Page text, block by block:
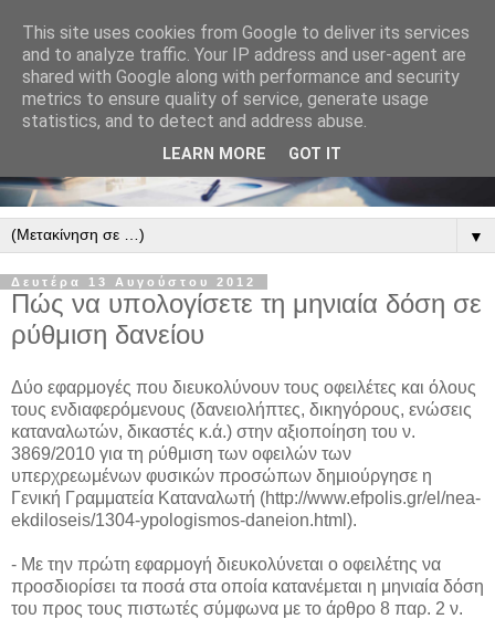
▼
Δευτέρα 13 Αυγούστου 2012
Πώς να υπολογίσετε τη μηνιαία δόση σε
ρύθμιση δανείου
Δύο εφαρμογές που διευκολύνουν τους οφειλέτες και όλους
τους ενδιαφερόμενους (δανειολήπτες, δικηγόρους, ενώσεις
καταναλωτών, δικαστές κ.ά.) στην αξιοποίηση του ν.
3869/2010 για τη ρύθμιση των οφειλών των
υπερχρεωμένων φυσικών προσώπων δημιούργησε η
Γενική Γραμματεία Καταναλωτή (http://www.efpolis.gr/el/nea-
ekdiloseis/1304-ypologismos-daneion.html).
- Με την πρώτη εφαρμογή διευκολύνεται ο οφειλέτης να
προσδιορίσει τα ποσά στα οποία κατανέμεται η μηνιαία δόση
του προς τους πιστωτές σύμφωνα με το άρθρο 8 παρ. 2 ν.
This site uses cookies from Google to deliver its services
and to analyze traffic. Your IP address and user-agent are
shared with Google along with performance and security
metrics to ensure quality of service, generate usage
statistics, and to detect and address abuse.
LEARN MORE GOT IT